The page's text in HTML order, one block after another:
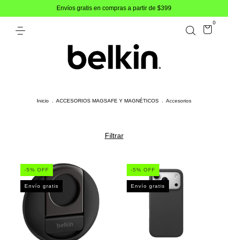
Envíos gratis en compras a partir de $399
0
Inicio ACCESORIOS MAGSAFE Y MAGNÉTICOS Accesorios
Filtrar
-5% OFF
Envío gratis
-5% OFF
Envío gratis